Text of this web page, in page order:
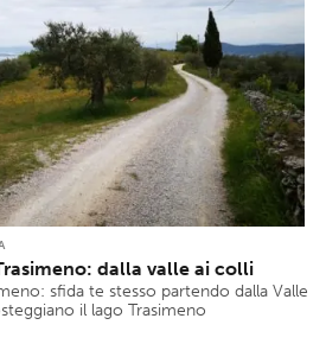
dalla valle ai colli
sfida te stesso partendo dalla Valle
il lago Trasimeno